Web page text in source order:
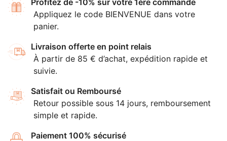
Appliquez le code BIENVENUE dans votre
panier.
Livraison offerte en point relais
À partir de 85 € d’achat, expédition rapide et
suivie.
Satisfait ou Remboursé
Retour possible sous 14 jours, remboursement
simple et rapide.
Paiement 100% sécurisé